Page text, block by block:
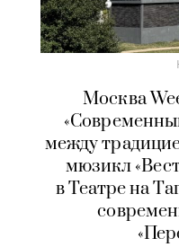
Москва
между
мюзикл
в Театре на